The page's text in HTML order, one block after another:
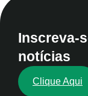
Inscreva-
notícias
Clique Aqui